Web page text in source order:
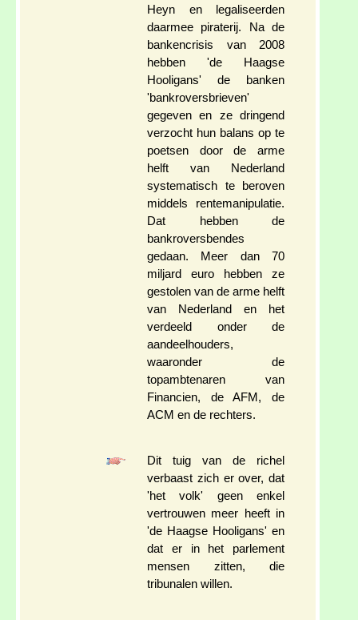
Heyn en legaliseerden
daarmee piraterij. Na de
bankencrisis van 2008
hebben 'de Haagse
Hooligans' de banken
'bankroversbrieven'
gegeven en ze dringend
verzocht hun balans op te
poetsen door de arme
helft van Nederland
systematisch te beroven
middels rentemanipulatie.
Dat hebben de
bankroversbendes
gedaan. Meer dan 70
miljard euro hebben ze
gestolen van de arme helft
van Nederland en het
verdeeld onder de
aandeelhouders,
waaronder de
topambtenaren van
Financien, de AFM, de
ACM en de rechters.
Dit tuig van de richel
verbaast zich er over, dat
'het volk' geen enkel
vertrouwen meer heeft in
'de Haagse Hooligans' en
dat er in het parlement
mensen zitten, die
tribunalen willen.